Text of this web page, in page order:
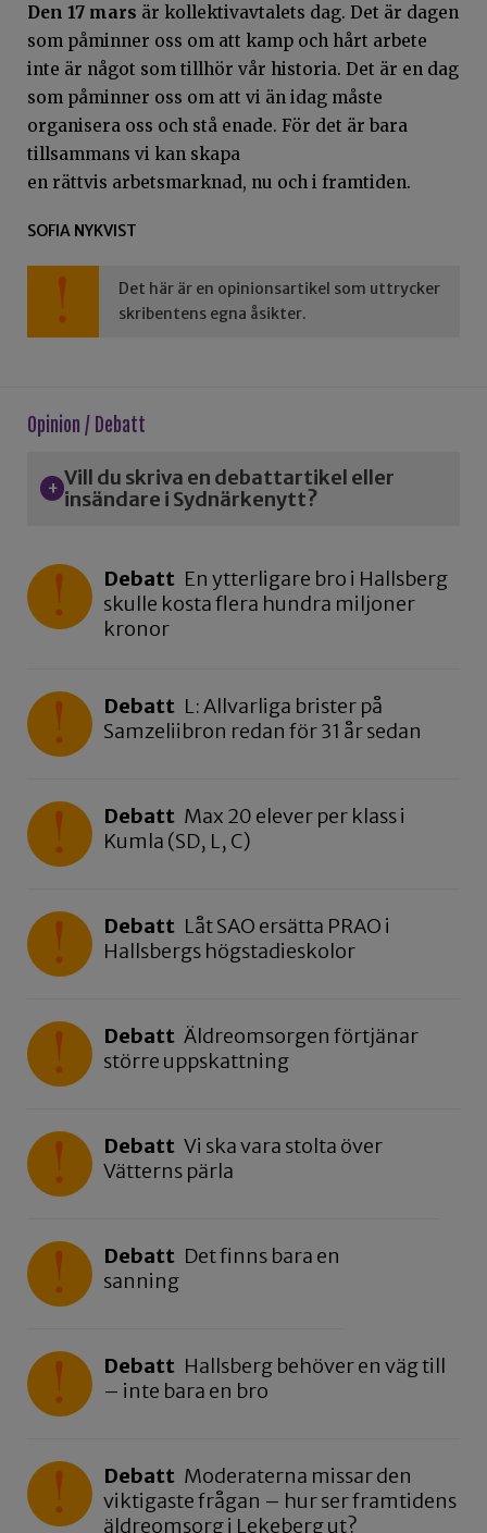
Den 17 mars är kollektivavtalets dag. Det är dagen
som påminner oss om att kamp och hårt arbete
inte är något som tillhör vår historia. Det är en dag
som påminner oss om att vi än idag måste
organisera oss och stå enade. För det är bara
tillsammans vi kan skapa
en rättvis arbetsmarknad, nu och i framtiden.
SOFIA NYKVIST
Det här är en opinionsartikel som uttrycker
skribentens egna åsikter.
Opinion / Debatt
Vill du skriva en debattartikel eller
insändare i Sydnärkenytt?
Debatt En ytterligare bro i Hallsberg
skulle kosta flera hundra miljoner
kronor
Debatt L: Allvarliga brister på
Samzeliibron redan för 31 år sedan
Debatt Max 20 elever per klass i
Kumla (SD, L, C)
Debatt Låt SAO ersätta PRAO i
Hallsbergs högstadieskolor
Debatt Äldreomsorgen förtjänar
större uppskattning
Debatt Vi ska vara stolta över
Vätterns pärla
Debatt Det finns bara en
sanning
Debatt Hallsberg behöver en väg till
– inte bara en bro
Debatt Moderaterna missar den
viktigaste frågan – hur ser framtidens
äldreomsorg i Lekeberg ut?